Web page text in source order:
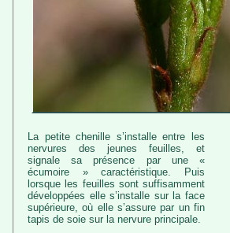
La petite chenille s’installe entre les
nervures des jeunes feuilles, et
signale sa présence par une «
écumoire » caractéristique. Puis
lorsque les feuilles sont suffisamment
développées elle s’installe sur la face
supérieure, où elle s’assure par un fin
tapis de soie sur la nervure principale.